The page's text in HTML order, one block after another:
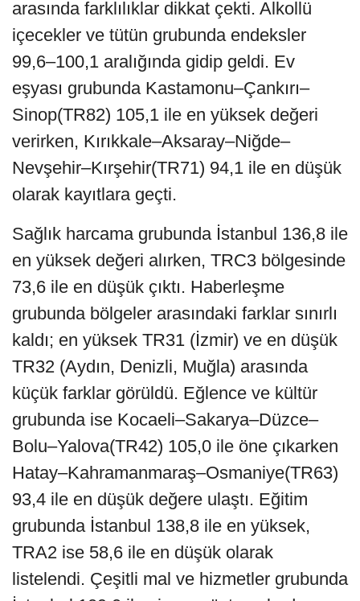
arasında farklılıklar dikkat çekti. Alkollü
içecekler ve tütün grubunda endeksler
99,6–100,1 aralığında gidip geldi. Ev
eşyası grubunda Kastamonu–Çankırı–
Sinop(TR82) 105,1 ile en yüksek değeri
verirken, Kırıkkale–Aksaray–Niğde–
Nevşehir–Kırşehir(TR71) 94,1 ile en düşük
olarak kayıtlara geçti.
Sağlık harcama grubunda İstanbul 136,8 ile
en yüksek değeri alırken, TRC3 bölgesinde
73,6 ile en düşük çıktı. Haberleşme
grubunda bölgeler arasındaki farklar sınırlı
kaldı; en yüksek TR31 (İzmir) ve en düşük
TR32 (Aydın, Denizli, Muğla) arasında
küçük farklar görüldü. Eğlence ve kültür
grubunda ise Kocaeli–Sakarya–Düzce–
Bolu–Yalova(TR42) 105,0 ile öne çıkarken
Hatay–Kahramanmaraş–Osmaniye(TR63)
93,4 ile en düşük değere ulaştı. Eğitim
grubunda İstanbul 138,8 ile en yüksek,
TRA2 ise 58,6 ile en düşük olarak
listelendi. Çeşitli mal ve hizmetler grubunda